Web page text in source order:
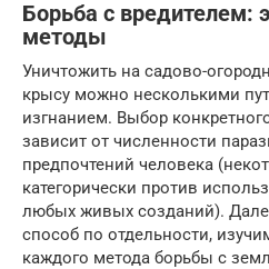
Борьба с вредителем:
методы
Уничтожить на садово-
крысу можно несколькими
изгнанием. Выбор
зависит от численности
предпочтений человека
категорически против
любых живых созданий).
способ по отдельности,
каждого метода борьбы с